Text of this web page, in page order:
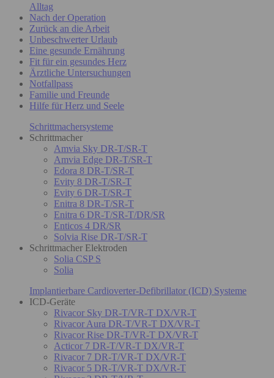
Alltag
Nach der Operation
Zurück an die Arbeit
Unbeschwerter Urlaub
Eine gesunde Ernährung
Fit für ein gesundes Herz
Ärztliche Untersuchungen
Notfallpass
Familie und Freunde
Hilfe für Herz und Seele
Schrittmachersysteme
Schrittmacher
Amvia Sky DR-T/SR-T
Amvia Edge DR-T/SR-T
Edora 8 DR-T/SR-T
Evity 8 DR-T/SR-T
Evity 6 DR-T/SR-T
Enitra 8 DR-T/SR-T
Enitra 6 DR-T/SR-T/DR/SR
Enticos 4 DR/SR
Solvia Rise DR-T/SR-T
Schrittmacher Elektroden
Solia CSP S
Solia
Implantierbare Cardioverter-Defibrillator (ICD) Systeme
ICD-Geräte
Rivacor Sky DR-T/VR-T DX/VR-T
Rivacor Aura DR-T/VR-T DX/VR-T
Rivacor Rise DR-T/VR-T DX/VR-T
Acticor 7 DR-T/VR-T DX/VR-T
Rivacor 7 DR-T/VR-T DX/VR-T
Rivacor 5 DR-T/VR-T DX/VR-T